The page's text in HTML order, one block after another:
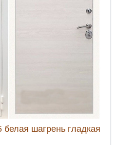
шагрень гладкая